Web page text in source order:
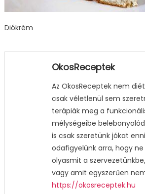
Diókrém
OkosReceptek
Az OkosReceptek nem
csak véletlenül sem
terápiák meg a
mélységeibe
is csak szeretünk jókat
odafigyelünk arra, hogy
olyasmit a
vagy amit egyszerűen
https://okosreceptek.hu